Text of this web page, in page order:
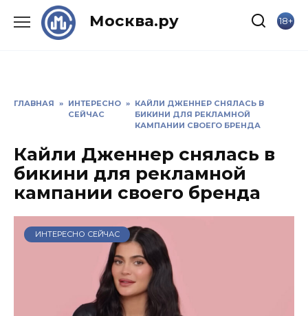
Москва.ру 18+
ГЛАВНАЯ » ИНТЕРЕСНО
СЕЙЧАС
» КАЙЛИ ДЖЕННЕР СНЯЛАСЬ В
БИКИНИ ДЛЯ РЕКЛАМНОЙ
КАМПАНИИ СВОЕГО БРЕНДА
Кайли Дженнер снялась в
бикини для рекламной
кампании своего бренда
ИНТЕРЕСНО СЕЙЧАС